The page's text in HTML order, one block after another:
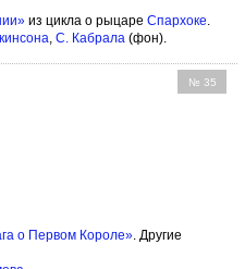
из цикла о рыцаре Спархоке
С. Кабрала (фон).
№ 35
о Первом Короле» . Другие